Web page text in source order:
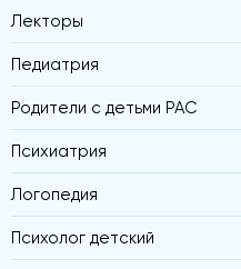
Лекторы
Педиатрия
Родители с детьми РАС
Психиатрия
Логопедия
Психолог детский